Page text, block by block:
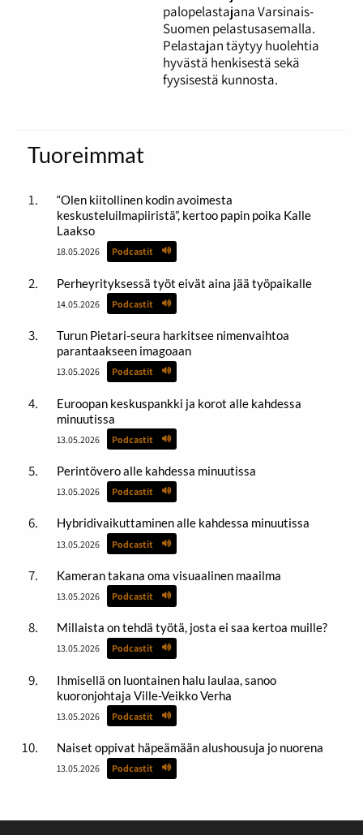
palopelastajana Varsinais-
Suomen pelastusasemalla.
Pelastajan täytyy huolehtia
hyvästä henkisestä sekä
fyysisestä kunnosta.
Tuoreimmat
“Olen kiitollinen kodin avoimesta
keskusteluilmapiiristä”, kertoo papin poika Kalle
Laakso
18.05.2026 Podcastit
Perheyrityksessä työt eivät aina jää työpaikalle
14.05.2026 Podcastit
Turun Pietari-seura harkitsee nimenvaihtoa
parantaakseen imagoaan
13.05.2026 Podcastit
Euroopan keskuspankki ja korot alle kahdessa
minuutissa
13.05.2026 Podcastit
Perintövero alle kahdessa minuutissa
13.05.2026 Podcastit
Hybridivaikuttaminen alle kahdessa minuutissa
13.05.2026 Podcastit
Kameran takana oma visuaalinen maailma
13.05.2026 Podcastit
Millaista on tehdä työtä, josta ei saa kertoa muille?
13.05.2026 Podcastit
Ihmisellä on luontainen halu laulaa, sanoo
kuoronjohtaja Ville-Veikko Verha
13.05.2026 Podcastit
Naiset oppivat häpeämään alushousuja jo nuorena
13.05.2026 Podcastit